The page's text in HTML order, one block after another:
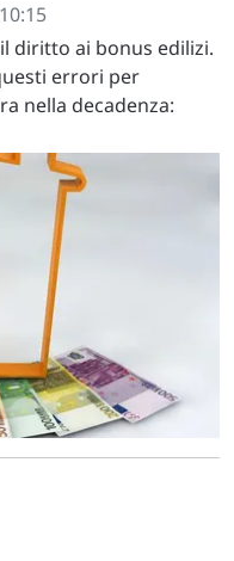
diritto ai bonus edilizi.
errori per
nella decadenza: